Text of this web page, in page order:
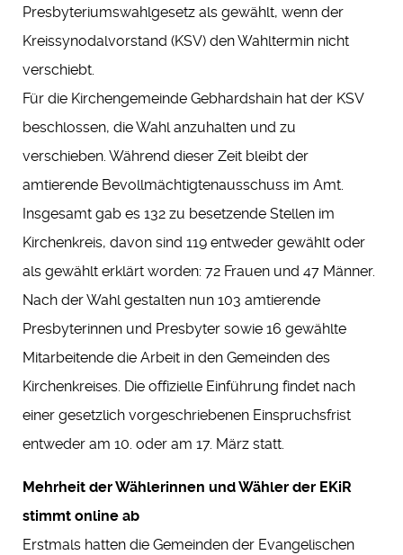
Presbyteriumswahlgesetz als gewählt, wenn der
Kreissynodalvorstand (KSV) den Wahltermin nicht
verschiebt.
Für die Kirchengemeinde Gebhardshain hat der KSV
beschlossen, die Wahl anzuhalten und zu
verschieben. Während dieser Zeit bleibt der
amtierende Bevollmächtigtenausschuss im Amt.
Insgesamt gab es 132 zu besetzende Stellen im
Kirchenkreis, davon sind 119 entweder gewählt oder
als gewählt erklärt worden: 72 Frauen und 47 Männer.
Nach der Wahl gestalten nun 103 amtierende
Presbyterinnen und Presbyter sowie 16 gewählte
Mitarbeitende die Arbeit in den Gemeinden des
Kirchenkreises. Die offizielle Einführung findet nach
einer gesetzlich vorgeschriebenen Einspruchsfrist
entweder am 10. oder am 17. März statt.
Mehrheit der Wählerinnen und Wähler der EKiR
stimmt online ab
Erstmals hatten die Gemeinden der Evangelischen